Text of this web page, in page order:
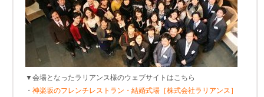
▼会場となったラリアンス様のウェブサイトはこちら
・ 神楽坂のフレンチレストラン・結婚式場［株式会社ラリアンス］